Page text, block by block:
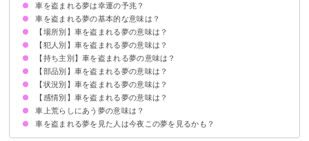
車を盗まれる夢は幸運の予兆？
車を盗まれる夢の基本的な意味は？
運気の上昇を暗示する吉夢
恋愛運も上昇
ただし正確な意味は状況により決まる
【場所別】車を盗まれる夢の意味は？
駐車場で車を盗まれる夢【吉夢／凶夢】
自宅の駐車場で車を盗まれる夢【凶夢】
知らない場所で車を盗まれる夢【吉夢／凶夢】
【犯人別】車を盗まれる夢の意味は？
家族に車を盗まれる夢【願望】
恋人に車を盗まれる夢【吉夢】
友達に車を盗まれる夢【吉夢】
知らない人に車を盗まれる夢【吉夢】
【持ち主別】車を盗まれる夢の意味は？
自分の車が盗まれる夢【吉夢】
家族の車が盗まれる夢【吉夢】
恋人の車が盗まれる夢【吉夢】
友達の車が盗まれる夢【吉夢】
知らない人の車が盗まれる夢【吉夢】
【部品別】車を盗まれる夢の意味は？
車のエンジンが盗まれる夢【凶夢】
車のハンドルが盗まれる夢【凶夢】
車のミラーが盗まれる夢【吉夢】
車のタイヤが盗まれる夢【吉夢】
【状況別】車を盗まれる夢の意味は？
車が盗まれて見つかる夢【凶夢／吉夢】
車が盗まれそうになる夢【警告】
車が盗まれてなくなる夢【凶夢】
【感情別】車を盗まれる夢の意味は？
車が盗まれて楽しい夢【吉夢】
車を盗まれたのに嬉しい夢【警告】
車を盗まれて落ち込む夢【凶夢】
車を盗まれて腹が立つ夢【警告】
車を盗まれたが別に何も思わなかった夢【吉夢】
車上荒らしにあう夢の意味は？
車を盗まれる夢を見た人は今夜この夢を見るかも？
傘を拾う夢
ゲームに勝つ夢
バイクが盗まれる夢